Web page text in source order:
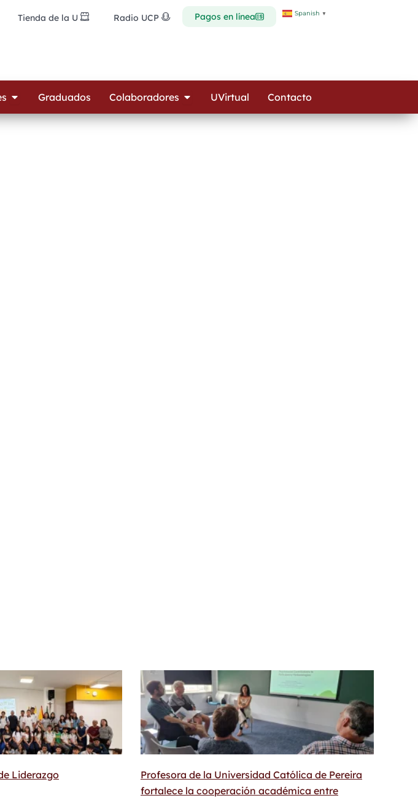
Tienda de la U Radio UCP Pagos en línea Spanish ▼
Open Estudiantes
Graduados Colaboradores Open Colaboradores
UVirtual Contacto
Liderazgo
Profesora de la Universidad Católica de Pereira
fortalece la cooperación académica entre